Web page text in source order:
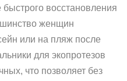
восстановления
женщин
или на пляж после
для экопротезов
что позволяет без